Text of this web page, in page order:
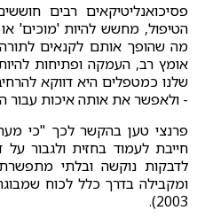
פסיכואנליטיקאים רבים
הטיפול, מחשש להיות 'מוכים' או
מה שהופך אותם לקנאים לתורה
אומץ רב, העמקה ופתיחות
שלנו כמטפלים היא דווקא
- ולאפשר את אותה איכות עבור
פרנצי טען בהקשר לכך "כי
חייבת לעמוד בחזית ולגבור
לדבקות נוקשה ובלתי
ומקבילה בדרך כלל לכוח
2003).